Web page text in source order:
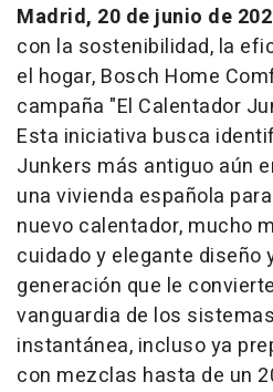
Madrid, 20 de junio de
con la sostenibilidad, la
el hogar, Bosch Home
campaña "El Calentador
Esta iniciativa busca
Junkers más antiguo aún
una vivienda española
nuevo calentador, mucho
cuidado y elegante diseño
generación que le
vanguardia de los
instantánea, incluso ya
con mezclas hasta de un